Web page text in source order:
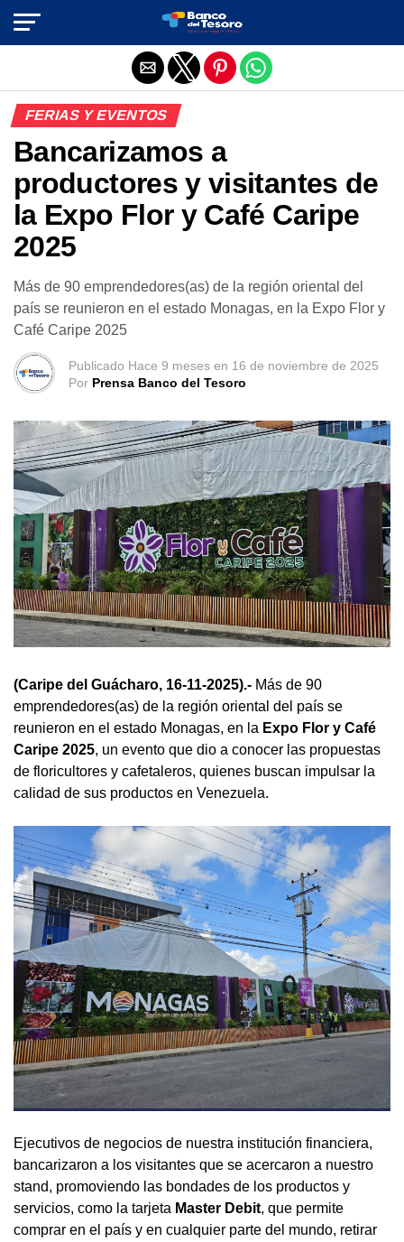
FERIAS Y EVENTOS
Bancarizamos a
productores y visitantes de
la Expo Flor y Café Caripe
2025
Más de 90 emprendedores(as) de la región oriental del
país se reunieron en el estado Monagas, en la Expo Flor y
Café Caripe 2025
Publicado Hace 9 meses en 16 de noviembre de 2025
Por Prensa Banco del Tesoro
(Caripe del Guácharo, 16-11-2025).- Más de 90
emprendedores(as) de la región oriental del país se
reunieron en el estado Monagas, en la Expo Flor y Café
Caripe 2025, un evento que dio a conocer las propuestas
de floricultores y cafetaleros, quienes buscan impulsar la
calidad de sus productos en Venezuela.
Ejecutivos de negocios de nuestra institución financiera,
bancarizaron a los visitantes que se acercaron a nuestro
stand, promoviendo las bondades de los productos y
servicios, como la tarjeta Master Debit, que permite
comprar en el país y en cualquier parte del mundo, retirar
Salir de la versión móvil